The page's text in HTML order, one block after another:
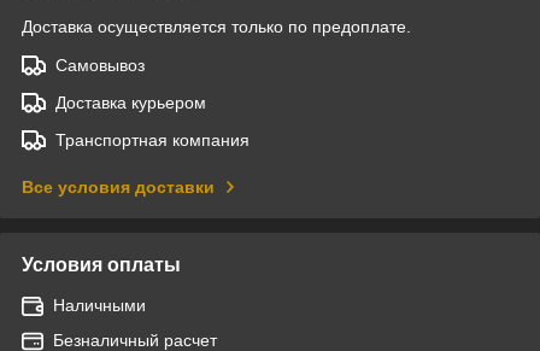
Доставка осуществляется только по предоплате.
Самовывоз
Доставка курьером
Транспортная компания
Все условия доставки
Условия оплаты
Наличными
Безналичный расчет